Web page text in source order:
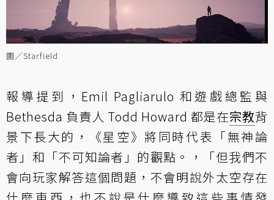
圖／Starfield
報導提到，Emil Pagliarulo 和遊戲總監與
Bethesda 負責人 Todd Howard 都是在宗教背
景下長大的，《星空》將同時代表「無神論
者」和「不可知論者」的觀點。，「但我們不
會向玩家解答這個問題，不會明說外太空存在